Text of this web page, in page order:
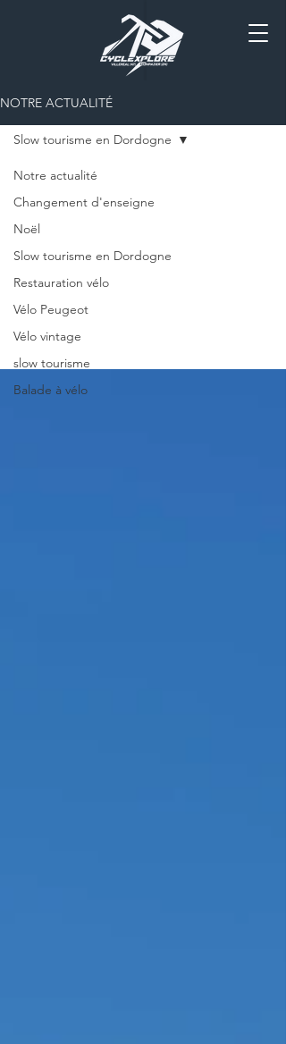
NOTRE ACTUALITÉ
Notre actualité
Changement d'enseigne
Noël
Slow tourisme en Dordogne
Restauration vélo
Vélo Peugeot
Vélo vintage
slow tourisme
Balade à vélo
Slow tourisme en Dordogne
Slow
tourisme
en
Dordogne